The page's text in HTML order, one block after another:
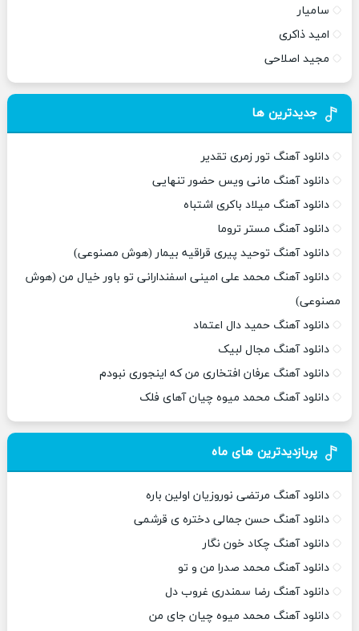
سامیار
امید ذاکری
مجید اصلاحی
جدیدترین ها
دانلود آهنگ تور زمری تقدیر
دانلود آهنگ مانی ویس حضور تنهایی
دانلود آهنگ میلاد باکری اشتباه
دانلود آهنگ مستر تروما
دانلود آهنگ توحید پیری قراقیه بیمار (هوش مصنوعی)
دانلود آهنگ محمد علی امینی اسفندارانی تو باور خیال من (هوش
مصنوعی)
دانلود آهنگ حمید دال اعتماد
دانلود آهنگ مجال لبیک
دانلود آهنگ عرفان افتخاری من که اینجوری نبودم
دانلود آهنگ محمد میوه چیان آهای فلک
پربازدیدترین های ماه
دانلود آهنگ مرتضی نوروزیان اولین باره
دانلود آهنگ حسن جمالی دختره ی قرشمی
دانلود آهنگ چکاد خون نگار
دانلود آهنگ محمد صدرا من و تو
دانلود آهنگ رضا سمندری غروب دل
دانلود آهنگ محمد میوه چیان جای من